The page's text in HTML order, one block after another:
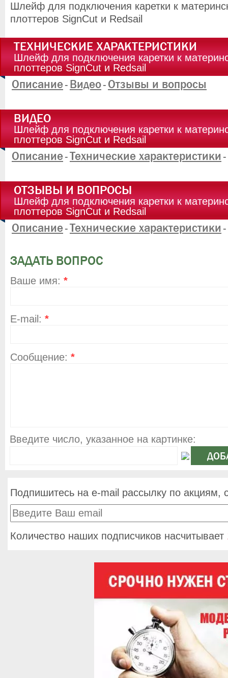
Шлейф для подключения каретки к
плоттеров SignCut и Redsail
ТЕХНИЧЕСКИЕ ХАРАКТЕРИСТИКИ
Шлейф для подключения каретки к
плоттеров SignCut и Redsail
Описание- Видео- Отзывы и вопросы
ВИДЕО
Шлейф для подключения каретки к
плоттеров SignCut и Redsail
Описание-Технические характеристики -
ОТЗЫВЫ И ВОПРОСЫ
Шлейф для подключения каретки к
плоттеров SignCut и Redsail
Описание-Технические характеристики -
ЗАДАТЬ ВОПРОС
Ваше имя: *
E-mail: *
Сообщение: *
Введите число, указанное на картинке:
Подпишитесь на e-mail рассылку по акциям,
Количество наших подписчиков насчитывает